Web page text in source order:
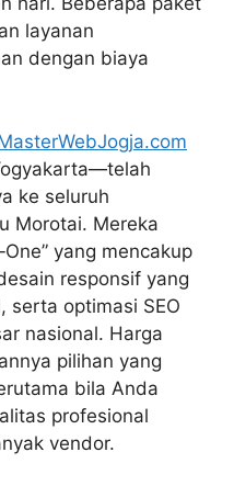
layanan
dengan biaya
ke seluruh
Morotai. Mereka
yang mencakup
responsif yang
serta optimasi SEO
nasional. Harga
pilihan yang
bila Anda
profesional
vendor.